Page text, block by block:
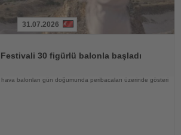
31.07.2026
30 figürlü balonla başladı
balonları gün doğumunda peribacaları üzerinde gösteri